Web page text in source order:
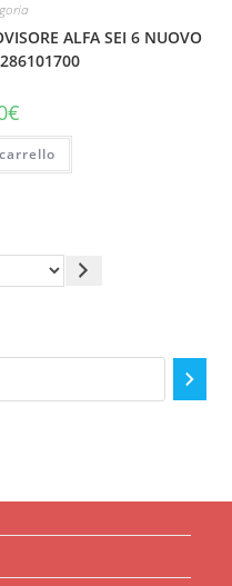
ALFA SEI 6 NUOVO
€